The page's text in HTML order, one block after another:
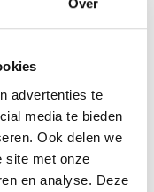
Over
advertenties te
media te bieden
Ook delen we
site met onze
en analyse. Deze
één
het hele